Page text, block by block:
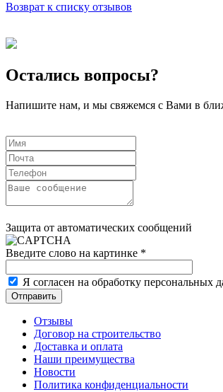
Возврат к списку отзывов
Остались вопросы?
Напишите нам, и мы свяжемся с Вами в
Защита от автоматических сообщений
Введите слово на картинке *
Я согласен на обработку персональных
Отзывы
Договор на строительство
Доставка и оплата
Наши преимущества
Новости
Политика конфиденциальности